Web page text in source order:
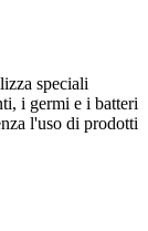
speciali
i germi e i batteri
l'uso di prodotti